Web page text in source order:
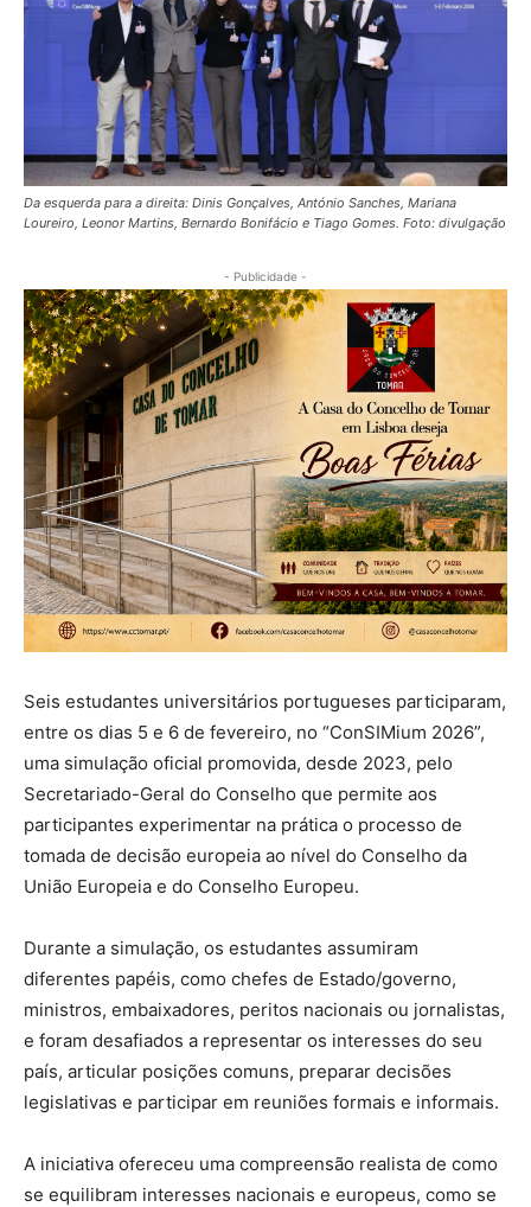
Da esquerda para a direita: Dinis Gonçalves, António Sanches, Mariana
Loureiro, Leonor Martins, Bernardo Bonifácio e Tiago Gomes. Foto: divulgação
- Publicidade -
Seis estudantes universitários portugueses participaram,
entre os dias 5 e 6 de fevereiro, no “ConSIMium 2026”,
uma simulação oficial promovida, desde 2023, pelo
Secretariado-Geral do Conselho que permite aos
participantes experimentar na prática o processo de
tomada de decisão europeia ao nível do Conselho da
União Europeia e do Conselho Europeu.
Durante a simulação, os estudantes assumiram
diferentes papéis, como chefes de Estado/governo,
ministros, embaixadores, peritos nacionais ou jornalistas,
e foram desafiados a representar os interesses do seu
país, articular posições comuns, preparar decisões
legislativas e participar em reuniões formais e informais.
A iniciativa ofereceu uma compreensão realista de como
se equilibram interesses nacionais e europeus, como se